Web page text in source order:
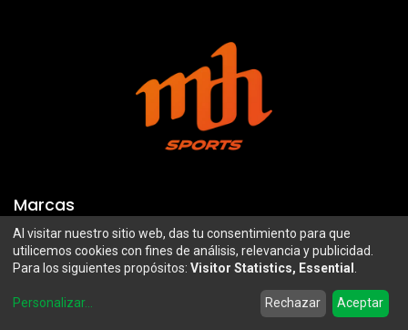
Wishlist Account
Marcas
Troy Lee Designs
100%
Airoh
Mazawi
SIDI
Al visitar nuestro sitio web, das tu consentimiento para que
utilicemos cookies con fines de análisis, relevancia y publicidad.
Para los siguientes propósitos: Visitor Statistics, Essential
Personalizar... Rechazar Aceptar